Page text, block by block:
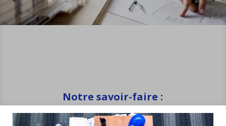
Notre savoir-faire :